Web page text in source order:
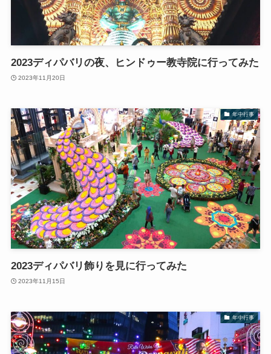
2023ディパバリの夜、ヒンドゥー教寺院に行ってみた
2023年11月20日
年中行事
2023ディパバリ飾りを見に行ってみた
2023年11月15日
年中行事